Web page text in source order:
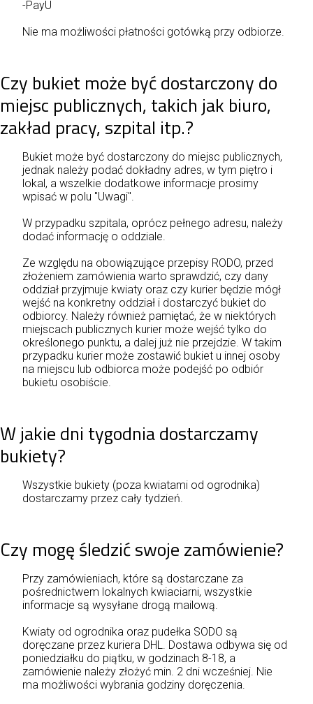
-PayU
Nie ma możliwości płatności gotówką przy odbiorze.
Czy bukiet może być dostarczony do
miejsc publicznych, takich jak biuro,
zakład pracy, szpital itp.?
Bukiet może być dostarczony do miejsc publicznych,
jednak należy podać dokładny adres, w tym piętro i
lokal, a wszelkie dodatkowe informacje prosimy
wpisać w polu "Uwagi".
W przypadku szpitala, oprócz pełnego adresu, należy
dodać informację o oddziale.
Ze względu na obowiązujące przepisy RODO, przed
złożeniem zamówienia warto sprawdzić, czy dany
oddział przyjmuje kwiaty oraz czy kurier będzie mógł
wejść na konkretny oddział i dostarczyć bukiet do
odbiorcy. Należy również pamiętać, że w niektórych
miejscach publicznych kurier może wejść tylko do
określonego punktu, a dalej już nie przejdzie. W takim
przypadku kurier może zostawić bukiet u innej osoby
na miejscu lub odbiorca może podejść po odbiór
bukietu osobiście.
W jakie dni tygodnia dostarczamy
bukiety?
Wszystkie bukiety (poza kwiatami od ogrodnika)
dostarczamy przez cały tydzień.
Czy mogę śledzić swoje zamówienie?
Przy zamówieniach, które są dostarczane za
pośrednictwem lokalnych kwiaciarni, wszystkie
informacje są wysyłane drogą mailową.
Kwiaty od ogrodnika oraz pudełka SODO są
doręczane przez kuriera DHL. Dostawa odbywa się od
poniedziałku do piątku, w godzinach 8-18, a
zamówienie należy złożyć min. 2 dni wcześniej. Nie
ma możliwości wybrania godziny doręczenia.